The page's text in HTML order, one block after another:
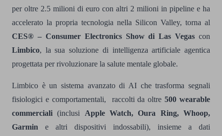
per oltre 2.5 milioni di euro con altri 2 milioni in pipeline e ha
accelerato la propria tecnologia nella Silicon Valley, torna al
CES® – Consumer Electronics Show di Las Vegas con
Limbico, la sua soluzione di intelligenza artificiale agentica
progettata per rivoluzionare la salute mentale globale.
Limbico è un sistema avanzato di AI che trasforma segnali
fisiologici e comportamentali, raccolti da oltre500 wearable
commerciali (inclusi Apple Watch, Oura Ring, Whoop,
Garmin e altri dispositivi indossabili), insieme a dati